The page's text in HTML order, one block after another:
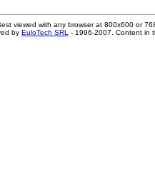
viewed with any browser at 800x600 or
by EuloTech SRL - 1996-2007. Content in